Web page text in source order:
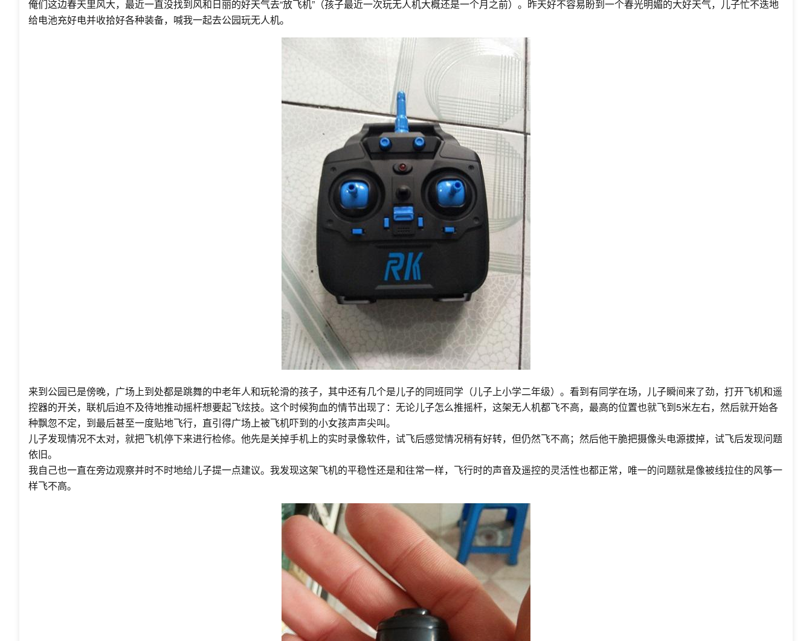
俺们这边春天里风大，最近一直没找到风和日丽的好天气去“放飞机”（孩子最近一次玩无人机大概还是一个月之前）。昨天好不容易盼到一个春光明媚的大好天气，儿子忙不迭地
给电池充好电并收拾好各种装备，喊我一起去公园玩无人机。
来到公园已是傍晚，广场上到处都是跳舞的中老年人和玩轮滑的孩子，其中还有几个是儿子的同班同学（儿子上小学二年级）。看到有同学在场，儿子瞬间来了劲，打开飞机和遥
控器的开关，联机后迫不及待地推动摇杆想要起飞炫技。这个时候狗血的情节出现了：无论儿子怎么推摇杆，这架无人机都飞不高，最高的位置也就飞到5米左右，然后就开始各
种飘忽不定，到最后甚至一度贴地飞行，直引得广场上被飞机吓到的小女孩声声尖叫。
儿子发现情况不太对，就把飞机停下来进行检修。他先是关掉手机上的实时录像软件，试飞后感觉情况稍有好转，但仍然飞不高；然后他干脆把摄像头电源拔掉，试飞后发现问题
依旧。
我自己也一直在旁边观察并时不时地给儿子提一点建议。我发现这架飞机的平稳性还是和往常一样，飞行时的声音及遥控的灵活性也都正常，唯一的问题就是像被线拉住的风筝一
样飞不高。